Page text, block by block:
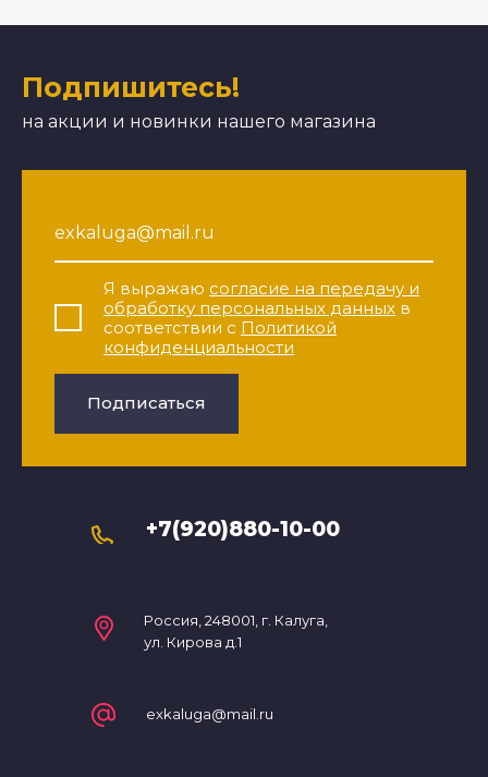
Подпишитесь!
на акции и новинки нашего магазина
Я выражаю согласие на передачу и
обработку персональных данных в
соответствии с Политикой
конфиденциальности
Подписаться
+7(920)880-10-00
Россия, 248001, г. Калуга,
ул. Кирова д.1
exkaluga@mail.ru